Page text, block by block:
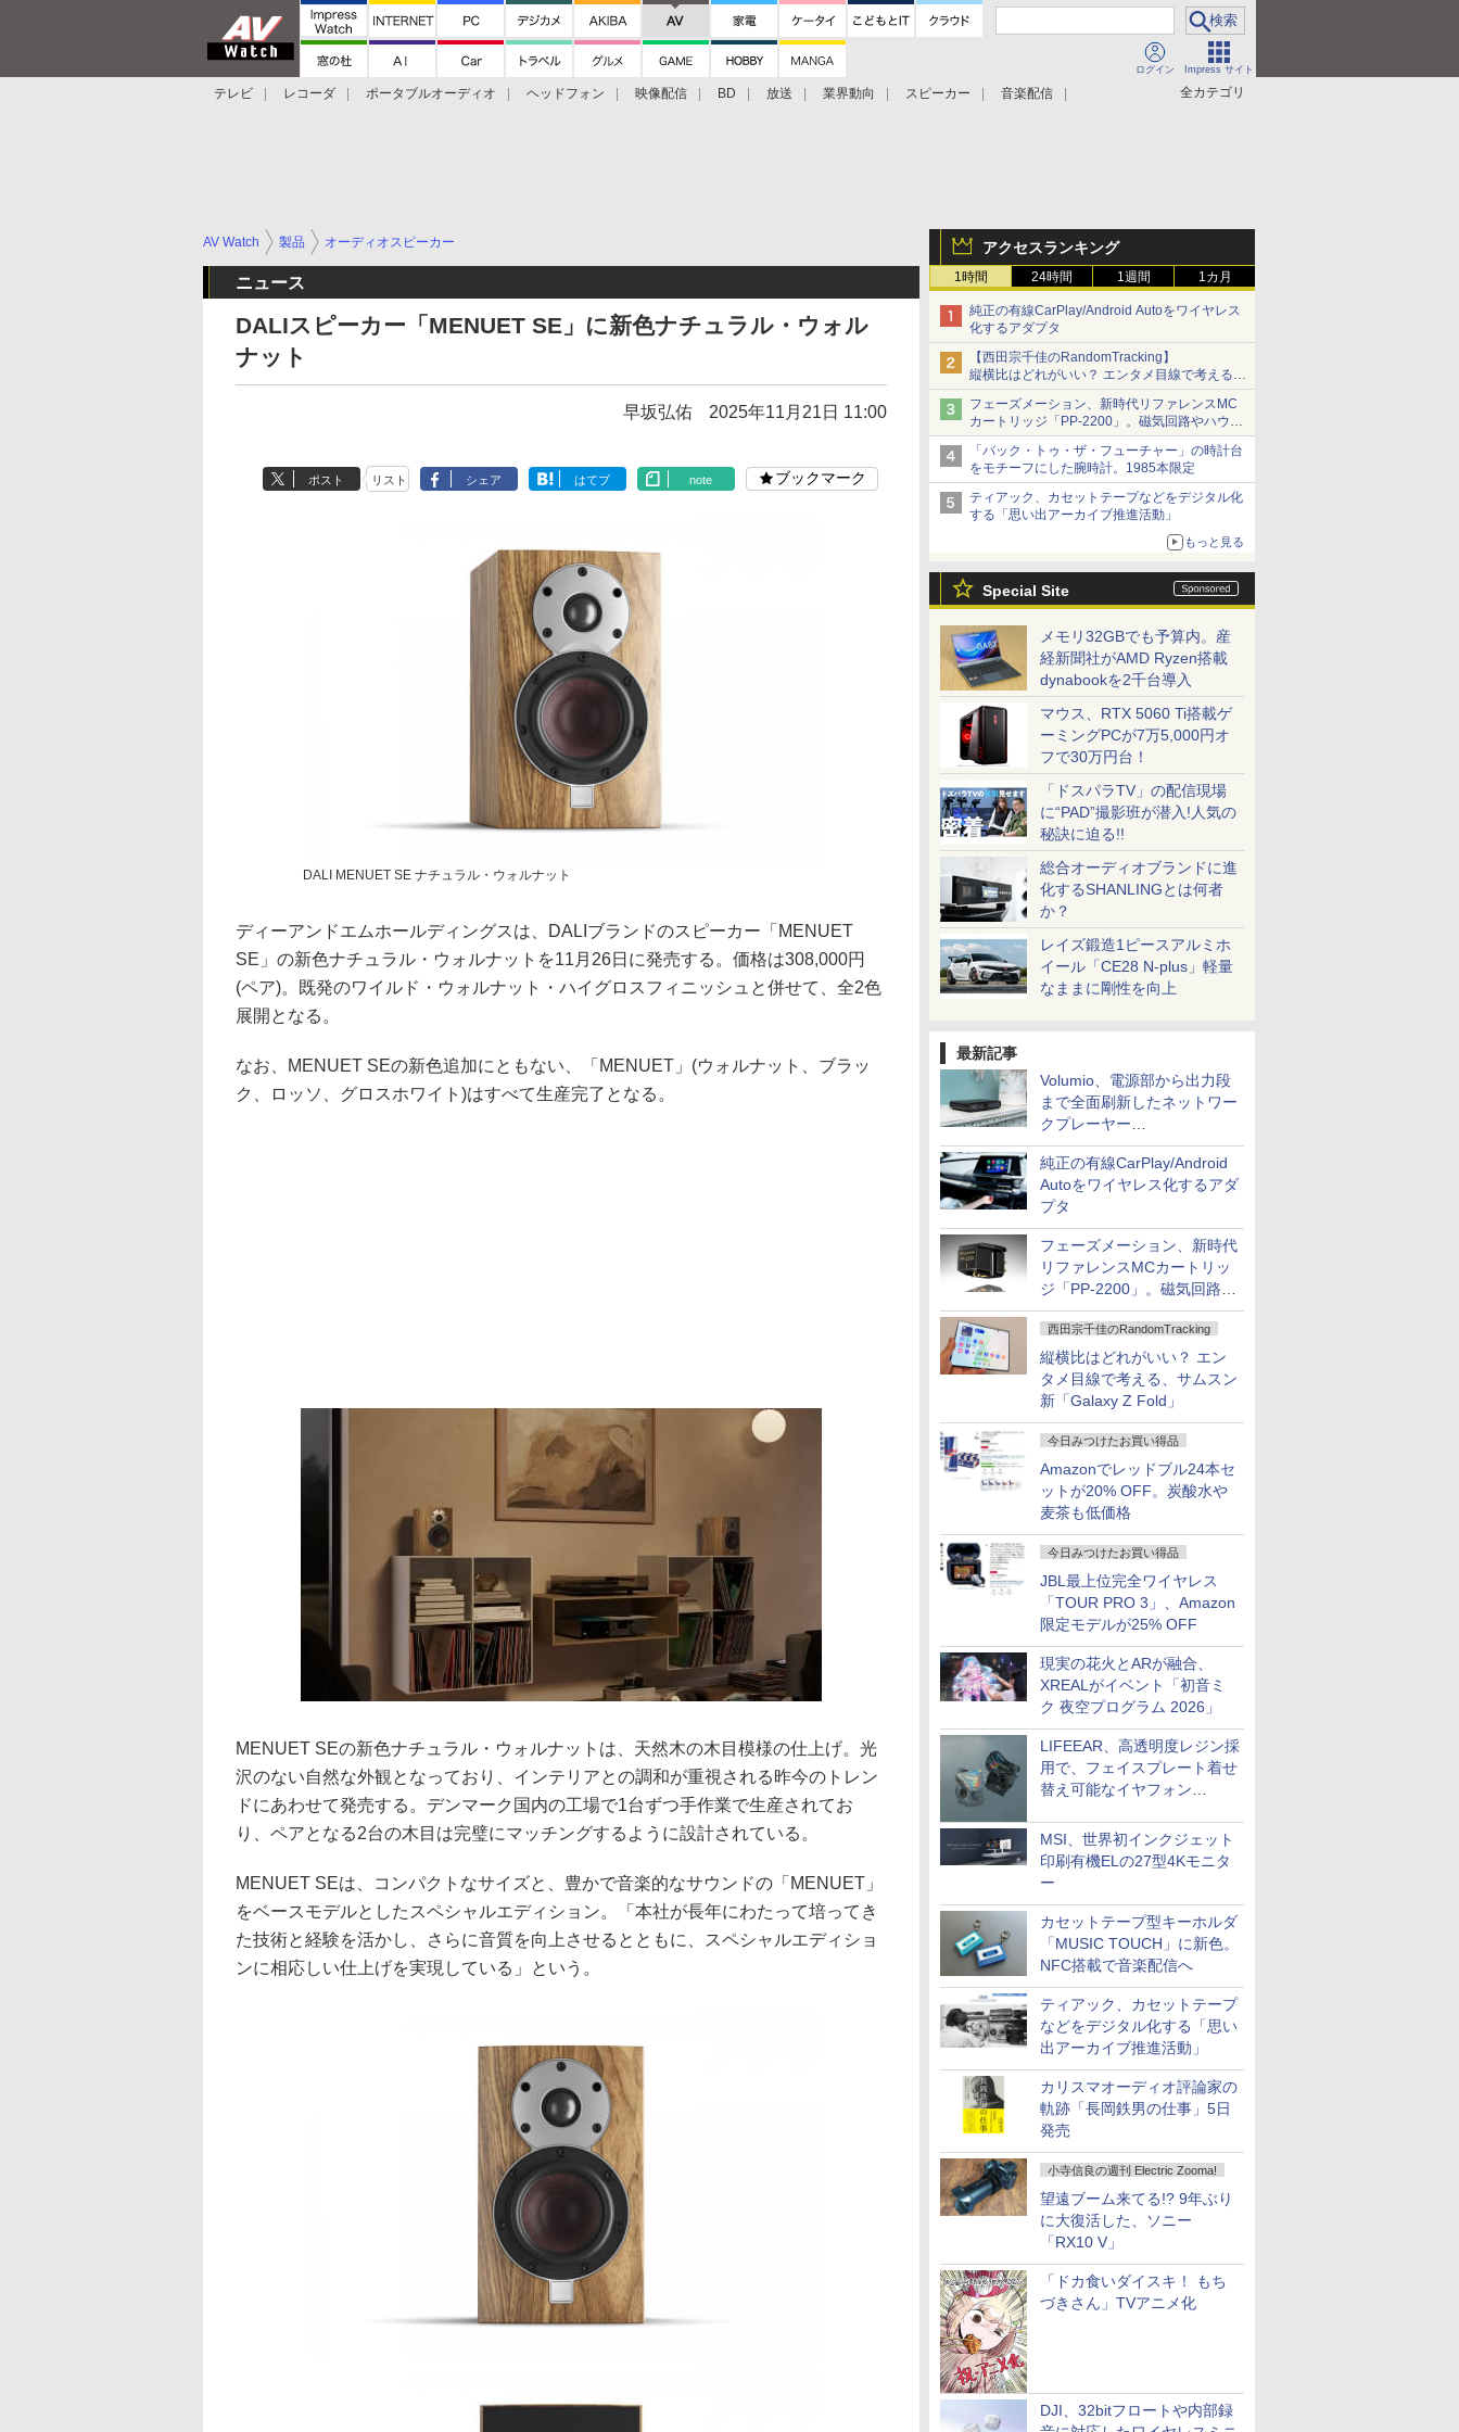
ログイン Impress サイト
全カテゴリ
テレビ レコーダ ポータブルオーディオ ヘッドフォン 映像配信 BD 放送 業界動向 スピーカー
音楽配信
アクセスランキング
1時間 24時間 1週間 1カ月
純正の有線CarPlay/Android Autoをワイヤレス
化するアダプタ
【西田宗千佳のRandomTracking】
縦横比はどれがいい？ エンタメ目線で考える、
サムスン新「Galaxy Z Fold」
フェーズメーション、新時代リファレンスMC
カートリッジ「PP-2200」。磁気回路やハウジ
ングを根本から見直し
「バック・トゥ・ザ・フューチャー」の時計台
をモチーフにした腕時計。1985本限定
ティアック、カセットテープなどをデジタル化
する「思い出アーカイブ推進活動」
もっと見る
Special Site
メモリ32GBでも予算内。産
経新聞社がAMD Ryzen搭載
dynabookを2千台導入
マウス、RTX 5060 Ti搭載ゲ
ーミングPCが7万5,000円オ
フで30万円台！
「ドスパラTV」の配信現場
に“PAD”撮影班が潜入!人気の
秘訣に迫る!!
総合オーディオブランドに進
化するSHANLINGとは何者
か？
レイズ鍛造1ピースアルミホ
イール「CE28 N-plus」軽量
なままに剛性を向上
最新記事
Volumio、電源部から出力段
まで全面刷新したネットワー
クプレーヤー
「Primo（2026）」
純正の有線CarPlay/Android
Autoをワイヤレス化するアダ
プタ
フェーズメーション、新時代
リファレンスMCカートリッ
ジ「PP-2200」。磁気回路や
ハウジングを根本から見直し
西田宗千佳のRandomTracking
縦横比はどれがいい？ エン
タメ目線で考える、サムスン
新「Galaxy Z Fold」
今日みつけたお買い得品
Amazonでレッドブル24本セ
ットが20% OFF。炭酸水や
麦茶も低価格
今日みつけたお買い得品
JBL最上位完全ワイヤレス
「TOUR PRO 3」、Amazon
限定モデルが25% OFF
現実の花火とARが融合、
XREALがイベント「初音ミ
ク 夜空プログラム 2026」
LIFEEAR、高透明度レジン採
用で、フェイスプレート着せ
替え可能なイヤフォン
MSI、世界初インクジェット
印刷有機ELの27型4Kモニタ
ー
カセットテープ型キーホルダ
「MUSIC TOUCH」に新色。
NFC搭載で音楽配信へ
ティアック、カセットテープ
などをデジタル化する「思い
出アーカイブ推進活動」
カリスマオーディオ評論家の
軌跡「長岡鉄男の仕事」5日
発売
小寺信良の週刊 Electric Zooma!
望遠ブーム来てる!? 9年ぶり
に大復活した、ソニー
「RX10 V」
「ドカ食いダイスキ！ もち
づきさん」TVアニメ化
DJI、32bitフロートや内部録
AV Watch 製品 オーディオスピーカー
ニュース
DALIスピーカー「MENUET SE」に新色ナチュラル・ウォル
ナット
早坂弘佑 2025年11月21日 11:00
ポスト リスト シェア はてブ note ブックマーク
DALI MENUET SE ナチュラル・ウォルナット
ディーアンドエムホールディングスは、DALIブランドのスピーカー「MENUET
SE」の新色ナチュラル・ウォルナットを11月26日に発売する。価格は308,000円
(ペア)。既発のワイルド・ウォルナット・ハイグロスフィニッシュと併せて、全2色
展開となる。
なお、MENUET SEの新色追加にともない、「MENUET」(ウォルナット、ブラッ
ク、ロッソ、グロスホワイト)はすべて生産完了となる。
MENUET SEの新色ナチュラル・ウォルナットは、天然木の木目模様の仕上げ。光
沢のない自然な外観となっており、インテリアとの調和が重視される昨今のトレン
ドにあわせて発売する。デンマーク国内の工場で1台ずつ手作業で生産されてお
り、ペアとなる2台の木目は完璧にマッチングするように設計されている。
MENUET SEは、コンパクトなサイズと、豊かで音楽的なサウンドの「MENUET」
をベースモデルとしたスペシャルエディション。「本社が長年にわたって培ってき
た技術と経験を活かし、さらに音質を向上させるとともに、スペシャルエディショ
ンに相応しい仕上げを実現している」という。